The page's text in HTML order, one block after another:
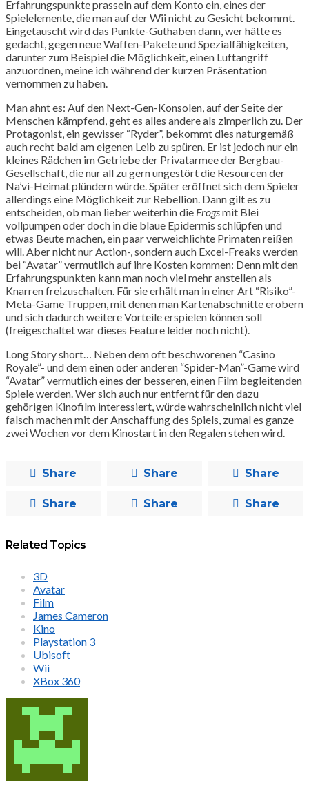
Erfahrungspunkte prasseln auf dem Konto ein, eines der
Spielelemente, die man auf der Wii nicht zu Gesicht bekommt.
Eingetauscht wird das Punkte-Guthaben dann, wer hätte es
gedacht, gegen neue Waffen-Pakete und Spezialfähigkeiten,
darunter zum Beispiel die Möglichkeit, einen Luftangriff
anzuordnen, meine ich während der kurzen Präsentation
vernommen zu haben.
Man ahnt es: Auf den Next-Gen-Konsolen, auf der Seite der
Menschen kämpfend, geht es alles andere als zimperlich zu. Der
Protagonist, ein gewisser “Ryder”, bekommt dies naturgemäß
auch recht bald am eigenen Leib zu spüren. Er ist jedoch nur ein
kleines Rädchen im Getriebe der Privatarmee der Bergbau-
Gesellschaft, die nur all zu gern ungestört die Resourcen der
Na’vi-Heimat plündern würde. Später eröffnet sich dem Spieler
allerdings eine Möglichkeit zur Rebellion. Dann gilt es zu
entscheiden, ob man lieber weiterhin die Frogsmit Blei
vollpumpen oder doch in die blaue Epidermis schlüpfen und
etwas Beute machen, ein paar verweichlichte Primaten reißen
will. Aber nicht nur Action-, sondern auch Excel-Freaks werden
bei “Avatar” vermutlich auf ihre Kosten kommen: Denn mit den
Erfahrungspunkten kann man noch viel mehr anstellen als
Knarren freizuschalten. Für sie erhält man in einer Art “Risiko”-
Meta-Game Truppen, mit denen man Kartenabschnitte erobern
und sich dadurch weitere Vorteile erspielen können soll
(freigeschaltet war dieses Feature leider noch nicht).
Long Story short… Neben dem oft beschworenen “Casino
Royale”- und dem einen oder anderen “Spider-Man”-Game wird
“Avatar” vermutlich eines der besseren, einen Film begleitenden
Spiele werden. Wer sich auch nur entfernt für den dazu
gehörigen Kinofilm interessiert, würde wahrscheinlich nicht viel
falsch machen mit der Anschaffung des Spiels, zumal es ganze
zwei Wochen vor dem Kinostart in den Regalen stehen wird.
Share Share Share
Share Share Share
Related Topics
3D
Avatar
Film
James Cameron
Kino
Playstation 3
Ubisoft
Wii
XBox 360